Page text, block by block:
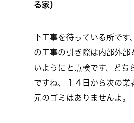
る家）
下工事を待っている所です
の工事の引き際は内部外部
いようにと点検です、どち
ですね、１４日から次の業
元のゴミはありませんよ。